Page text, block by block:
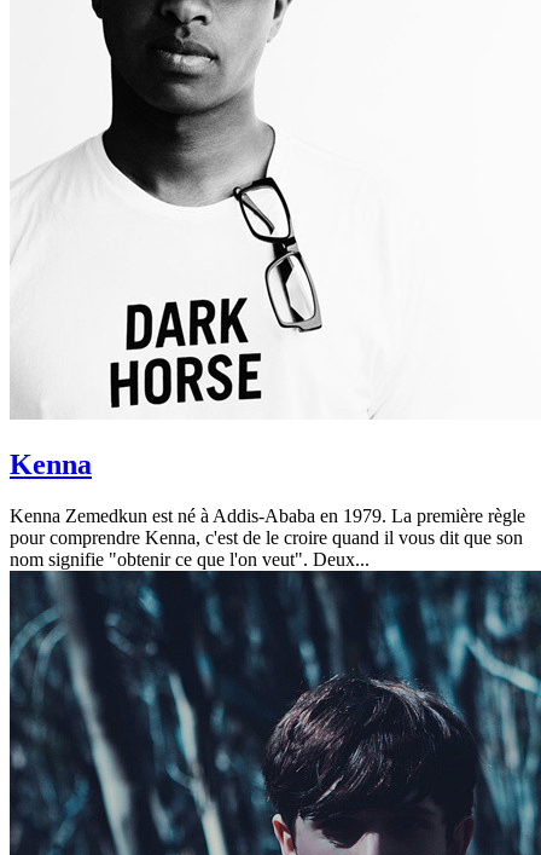
Kenna
Kenna Zemedkun est né à Addis-Ababa en 1979. La première règle
pour comprendre Kenna, c'est de le croire quand il vous dit que son
nom signifie "obtenir ce que l'on veut". Deux...